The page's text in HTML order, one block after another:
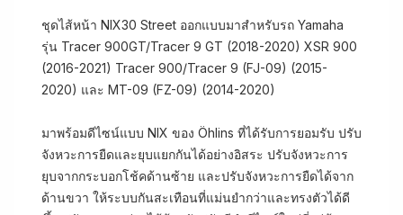
ชุดไส้หน้า NIX30 Street ออกแบบมาสำหรับรถ Yamaha
รุ่น Tracer 900GT/Tracer 9 GT (2018-2020) XSR 900
(2016-2021) Tracer 900/Tracer 9 (FJ-09) (2015-
2020) และ MT-09 (FZ-09) (2014-2020)
มาพร้อมดีไซน์แบบ NIX ของ Öhlins ที่ได้รับการยอมรับ ปรับ
จังหวะการยืดและยุบแยกกันได้อย่างอิสระ ปรับจังหวะการ
ยุบจากกระบอกโช้คด้านซ้าย และปรับจังหวะการยืดได้จาก
ด้านขวา ให้ระบบกันสะเทือนที่แม่นยำกว่าและทรงตัวได้ดี